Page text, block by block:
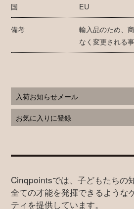
国 EU
備考
輸入品のため、
なく変更される
入荷お知らせメール
お気に入りに登録
Cinqpointsでは、子どもたちの
全ての才能を発揮できるような
ティを提供しています。